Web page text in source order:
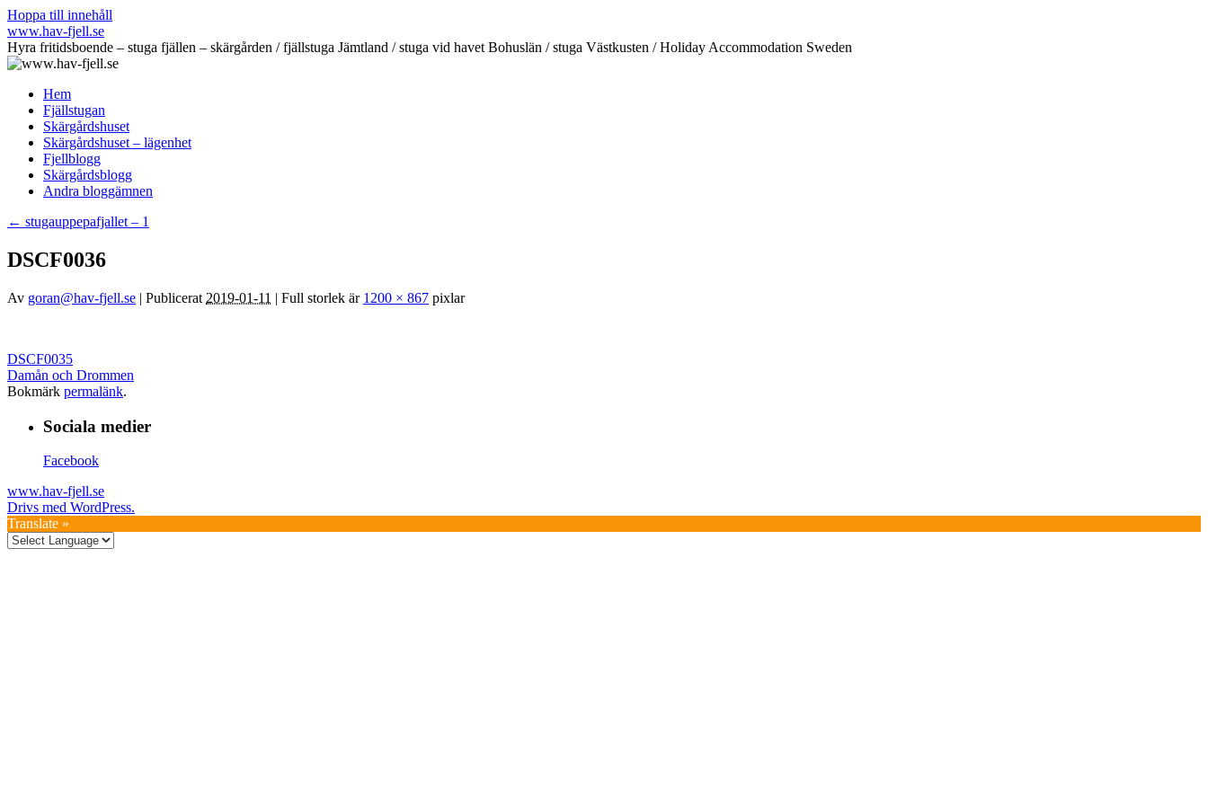
Hoppa till innehåll
www.hav-fjell.se
Hyra fritidsboende – stuga fjällen – skärgården / fjällstuga Jämtland / stuga vid havet Bohuslän / stuga Västkusten / Holiday Accommodation Sweden
Hem
Fjällstugan
Skärgårdshuset
Skärgårdshuset – lägenhet
Fjellblogg
Skärgårdsblogg
Andra bloggämnen
← stugauppepafjallet – 1
DSCF0036
Av goran@hav-fjell.se | Publicerat 2019-01-11 | Full storlek är 1200 × 867 pixlar
DSCF0035
Damån och Drommen
Bokmärk permalänk.
Sociala medier
Facebook
www.hav-fjell.se
Drivs med WordPress.
Translate »